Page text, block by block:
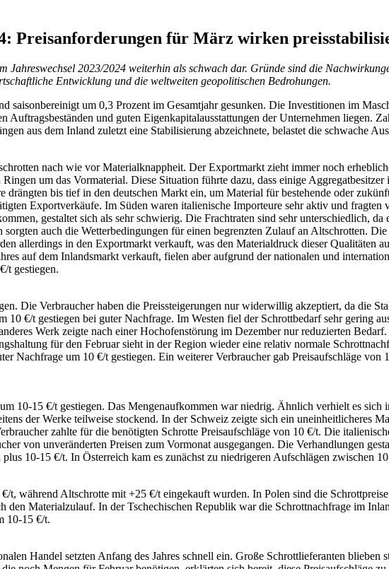
Preisanforderungen für März wirken
Jahreswechsel 2023/2024 weiterhin als schwach dar. Gründe sind die
Entwicklung und die weltweiten geopolitischen Bedrohungen.
saisonbereinigt um 0,3 Prozent im Gesamtjahr gesunken. Die Investitionen im
Auftragsbeständen und guten Eigenkapitalausstattungen der Unternehmen liegen.
aus dem Inland zuletzt eine Stabilisierung abzeichnete, belastet die schwache
nach wie vor Materialknappheit. Der Exportmarkt zieht immer noch
um das Vormaterial. Diese Situation führte dazu, dass einige
bis tief in den deutschen Markt ein, um Material für bestehende oder
Exportverkäufe. Im Süden waren italienische Importeure sehr aktiv und
gestaltet sich als sehr schwierig. Die Frachtraten sind sehr unterschiedlich,
auch die Wetterbedingungen für einen begrenzten Zulauf an Altschrotten.
allerdings in den Exportmarkt verkauft, was den Materialdruck dieser Qualitäten
auf dem Inlandsmarkt verkauft, fielen aber aufgrund der nationalen und
t gestiegen.
Die Verbraucher haben die Preissteigerungen nur widerwillig akzeptiert, da die
10 €/t gestiegen bei guter Nachfrage. Im Westen fiel der Schrottbedarf sehr gering
Werk zeigte nach einer Hochofenstörung im Dezember nur reduzierten
für den Februar sieht in der Region wieder eine relativ normale
Nachfrage um 10 €/t gestiegen. Ein weiterer Verbraucher gab Preisaufschläge
10-15 €/t gestiegen. Das Mengenaufkommen war niedrig. Ähnlich verhielt es
der Werke teilweise stockend. In der Schweiz zeigte sich ein uneinheitlicheres
zahlte für die benötigten Schrotte Preisaufschläge von 10 €/t. Die
von unveränderten Preisen zum Vormonat ausgegangen. Die Verhandlungen
10-15 €/t. In Österreich kam es zunächst zu niedrigeren Aufschlägen zwischen
t, während Altschrotte mit +25 €/t eingekauft wurden. In Polen sind die
den Materialzulauf. In der Tschechischen Republik war die Schrottnachfrage im
10-15 €/t.
Handel setzten Anfang des Jahres schnell ein. Große Schrottlieferanten blieben